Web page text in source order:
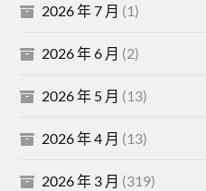
2026 年 7 月 (1)
2026 年 6 月 (2)
2026 年 5 月 (13)
2026 年 4 月 (13)
2026 年 3 月 (319)